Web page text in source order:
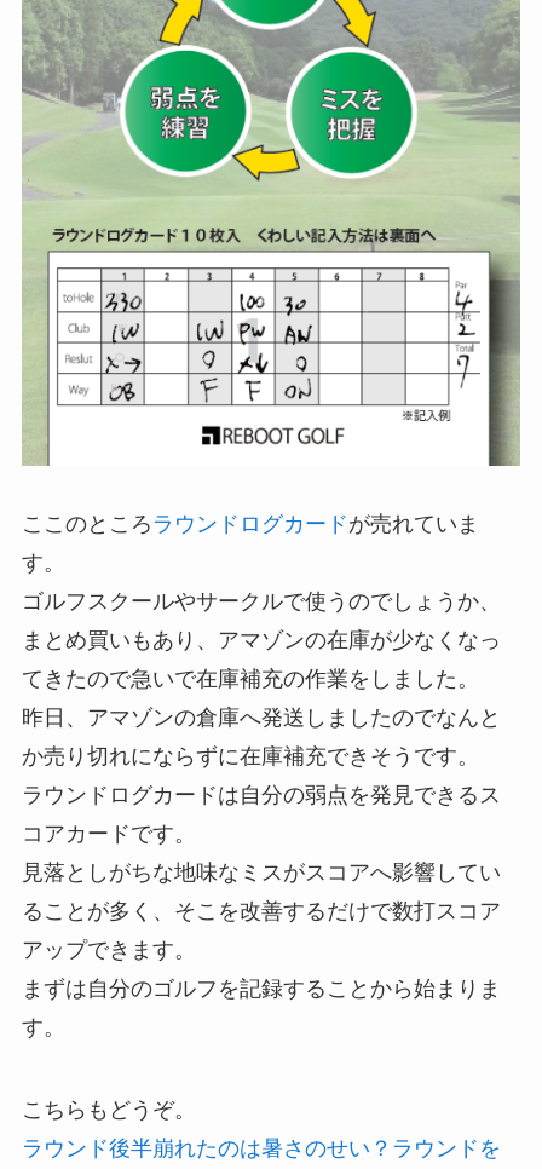
ここのところ ラウンドログカードが売れていま
す。
ゴルフスクールやサークルで使うのでしょうか、
まとめ買いもあり、アマゾンの在庫が少なくなっ
てきたので急いで在庫補充の作業をしました。
昨日、アマゾンの倉庫へ発送しましたのでなんと
か売り切れにならずに在庫補充できそうです。
ラウンドログカードは自分の弱点を発見できるス
コアカードです。
見落としがちな地味なミスがスコアへ影響してい
ることが多く、そこを改善するだけで数打スコア
アップできます。
まずは自分のゴルフを記録することから始まりま
す。
こちらもどうぞ。
ラウンド後半崩れたのは暑さのせい？ラウンドを